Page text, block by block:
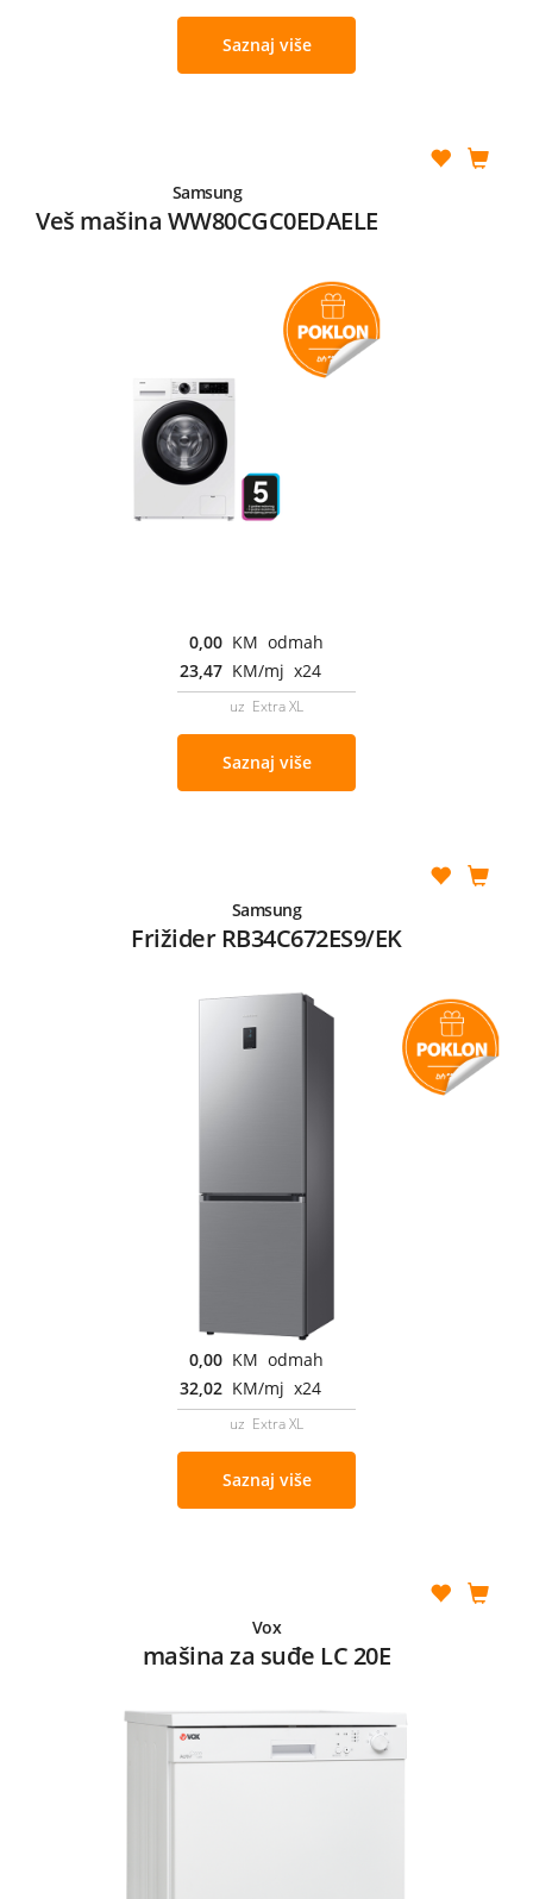
Saznaj više
Samsung
Veš mašina WW80CGC0EDAELE
0,00 KM odmah
23,47 KM/mj x24
uz Extra XL
Saznaj više
Samsung
Frižider RB34C672ES9/EK
0,00 KM odmah
32,02 KM/mj x24
uz Extra XL
Saznaj više
Vox
mašina za suđe LC 20E